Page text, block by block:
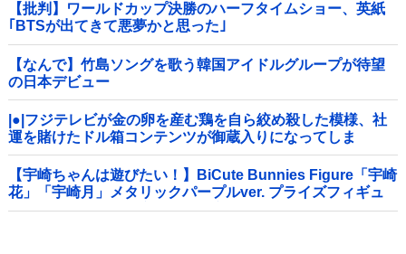
【批判】ワールドカップ決勝のハーフタイムショー、英紙
｢BTSが出てきて悪夢かと思った｣
【なんで】竹島ソングを歌う韓国アイドルグループが待望
の日本デビュー
|●|フジテレビが金の卵を産む鶏を自ら絞め殺した模様、社
運を賭けたドル箱コンテンツが御蔵入りになってしま
い……
【宇崎ちゃんは遊びたい！】BiCute Bunnies Figure「宇崎
花」「宇崎月」メタリックパープルver. プライズフィギュ
ア【ラウンドワン限定で展開決定】